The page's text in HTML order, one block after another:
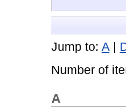
Jump to: A
Number of
A